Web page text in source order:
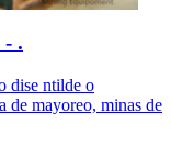
- .
dise ntilde o
de mayoreo, minas de